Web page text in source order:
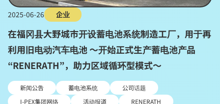
2025-06-26 企业
在福冈县大野城市开设蓄电池系统制造工厂，用于再
利用旧电动汽车电池 ～开始正式生产蓄电池产品
“RENERATH”，助力区域循环型模式～
新闻公告 蓄电池系统
公司话题
I-PEX集团网络
活动报道
RENERATH